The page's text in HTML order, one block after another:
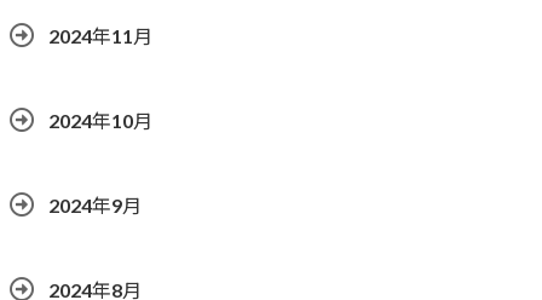
2024年11月
2024年10月
2024年9月
2024年8月